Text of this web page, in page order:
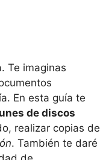
Te imaginas
En esta guía te
de discos
realizar copias de
. También te daré